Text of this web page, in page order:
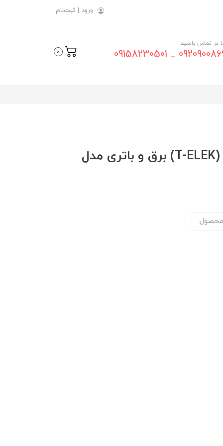
ورود | ثبت‌نام
در تماس باشید
09209008696 _
0
مودم سیمکارتی 3G/4G تلک (T-ELEK) برق و باتری مدل